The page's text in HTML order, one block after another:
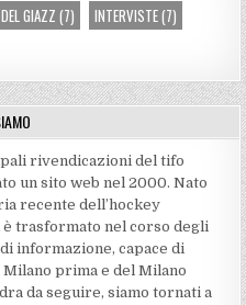
GIAZZ(7) INTERVISTE(7)
rivendicazioni del tifo
un sito web nel 2000. Nato
recente dell’hockey
trasformato nel corso degli
informazione, capace di
prima e del Milano
da seguire, siamo tornati a